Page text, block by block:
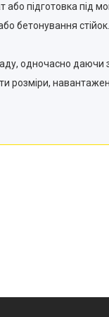
підготовка під
бетонування стійок.
одночасно